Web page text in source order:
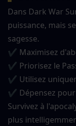
Dans Dark War
puissance, mais
sagesse.
✔ Maximisez
✔ Priorisez le
✔ Utilisez
✔ Dépensez
Survivez à
plus